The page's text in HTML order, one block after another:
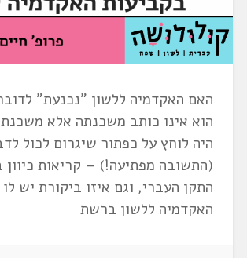
האם האקדמיה ללשון "נכנעת"
הוא אינו כותב משכנתה אלא
היה לוחץ על כפתור שיגרום לכול
(התשובה מפתיעה!) – קריאות
התקן העברי, וגם איזו ביקורת יש
האקדמיה ללשון ברשת